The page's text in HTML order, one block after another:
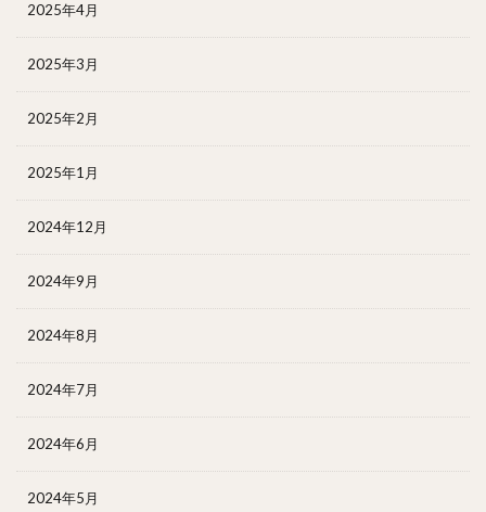
2025年4月
2025年3月
2025年2月
2025年1月
2024年12月
2024年9月
2024年8月
2024年7月
2024年6月
2024年5月